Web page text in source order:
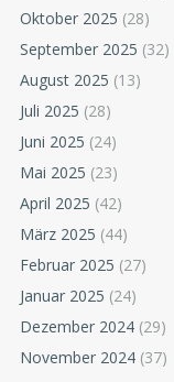
Oktober 2025 (28)
September 2025 (32)
August 2025 (13)
Juli 2025 (28)
Juni 2025 (24)
Mai 2025 (23)
April 2025 (42)
März 2025 (44)
Februar 2025 (27)
Januar 2025 (24)
Dezember 2024 (29)
November 2024 (37)